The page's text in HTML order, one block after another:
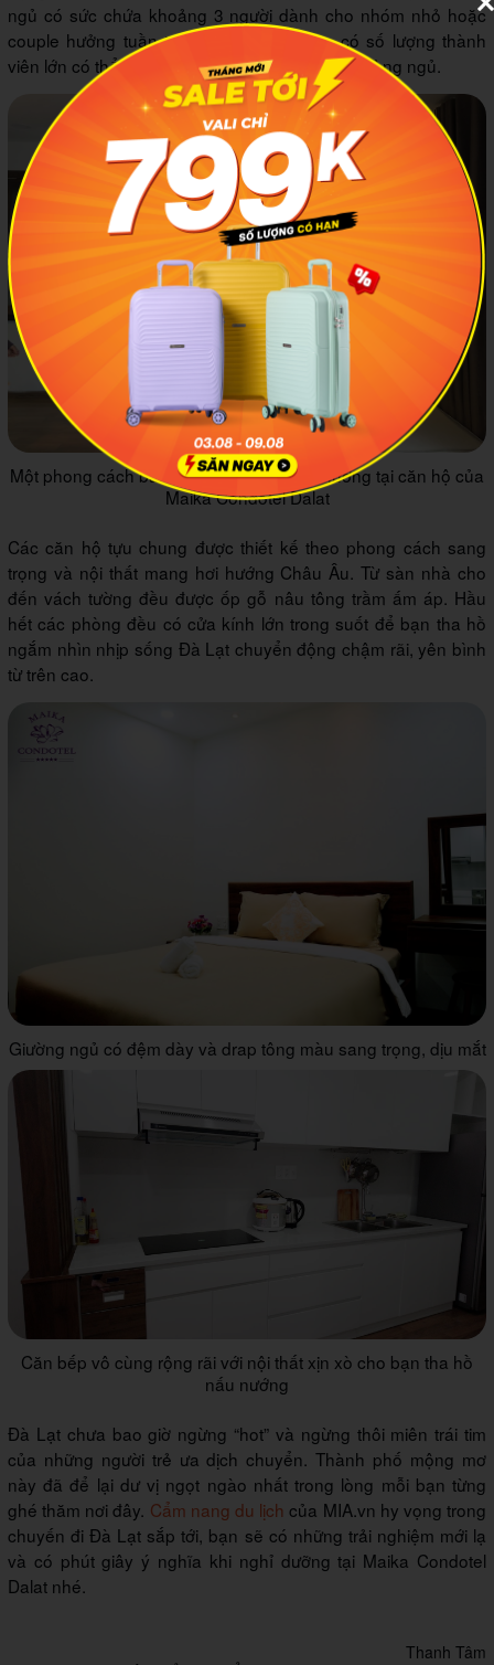
ngủ có sức chứa khoảng 3 người dành cho nhóm nhỏ hoặc
couple hưởng tuần trăng mật. Các nhóm có số lượng thành
viên lớn có thể chọn căn hộ 2 hoặc căn hộ 3 phòng ngủ.
Một phong cách bài trí khác vô cùng dễ thương tại căn hộ của
Maika Condotel Dalat
Các căn hộ tựu chung được thiết kế theo phong cách sang
trọng và nội thất mang hơi hướng Châu Âu. Từ sàn nhà cho
đến vách tường đều được ốp gỗ nâu tông trầm ấm áp. Hầu
hết các phòng đều có cửa kính lớn trong suốt để bạn tha hồ
ngắm nhìn nhịp sống Đà Lạt chuyển động chậm rãi, yên bình
từ trên cao.
Giường ngủ có đệm dày và drap tông màu sang trọng, dịu mắt
Căn bếp vô cùng rộng rãi với nội thất xịn xò cho bạn tha hồ
nấu nướng
Đà Lạt chưa bao giờ ngừng “hot” và ngừng thôi miên trái tim
của những người trẻ ưa dịch chuyển. Thành phố mộng mơ
này đã để lại dư vị ngọt ngào nhất trong lòng mỗi bạn từng
ghé thăm nơi đây. Cẩm nang du lịch của MIA.vn hy vọng trong
chuyến đi Đà Lạt sắp tới, bạn sẽ có những trải nghiệm mới lạ
và có phút giây ý nghĩa khi nghỉ dưỡng tại Maika Condotel
Dalat nhé.
Thanh Tâm